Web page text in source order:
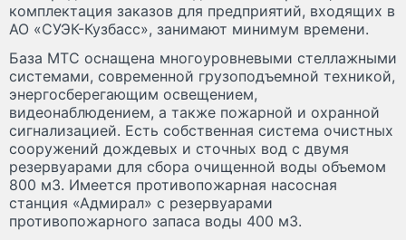
комплектация заказов для предприятий, входящих в
АО «СУЭК-Кузбасс», занимают минимум времени.
База МТС оснащена многоуровневыми стеллажными
системами, современной грузоподъемной техникой,
энергосберегающим освещением,
видеонаблюдением, а также пожарной и охранной
сигнализацией. Есть собственная система очистных
сооружений дождевых и сточных вод с двумя
резервуарами для сбора очищенной воды объемом
800 м3. Имеется противопожарная насосная
станция «Адмирал» с резервуарами
противопожарного запаса воды 400 м3.